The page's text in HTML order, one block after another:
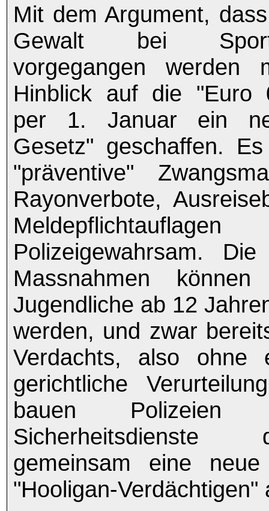
Mit dem Argument,
Gewalt bei
vorgegangen werden
Hinblick auf die "Euro
per 1. Januar ein
Gesetz" geschaffen.
"präventive"
Rayonverbote,
Polizeigewahrsam.
Massnahmen
Jugendliche ab 12
werden, und zwar
Verdachts, also ohne
gerichtliche
bauen Polizeien
gemeinsam eine
"Hooligan-Verdächtigen"